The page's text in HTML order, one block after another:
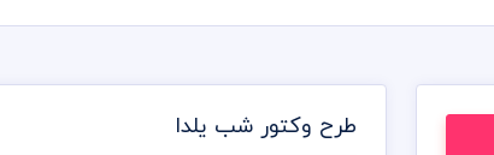
طرح وکتور شب یلدا